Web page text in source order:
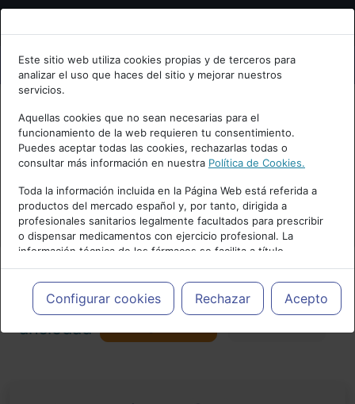
Bienvenid@ a psiquiatria.com
Escribe tu Email
Accede o regístrate con tu email.
Cancelar
Este sitio web utiliza cookies propias y de terceros para
analizar el uso que haces del sitio y mejorar nuestros
servicios.
Aquellas cookies que no sean necesarias para el
funcionamiento de la web requieren tu consentimiento.
Puedes aceptar todas las cookies, rechazarlas todas o
consultar más información en nuestra Política de Cookies.
Toda la información incluida en la Página Web está referida a
productos del mercado español y, por tanto, dirigida a
profesionales sanitarios legalmente facultados para prescribir
o dispensar medicamentos con ejercicio profesional. La
información técnica de los fármacos se facilita a título
meramente informativo, siendo responsabilidad de los
profesionales facultados prescribir medicamentos y decidir, en
cada caso concreto, el tratamiento más adecuado a las
necesidades del paciente.
Configurar cookies Rechazar Acepto
Actualidad y Artículos|Trastornos de
ansiedad